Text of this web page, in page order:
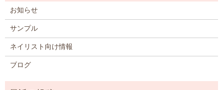
お知らせ
サンプル
ネイリスト向け情報
ブログ